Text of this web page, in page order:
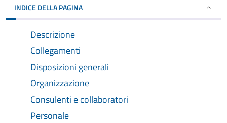
INDICE DELLA PAGINA
Descrizione
Collegamenti
Disposizioni generali
Organizzazione
Consulenti e collaboratori
Personale